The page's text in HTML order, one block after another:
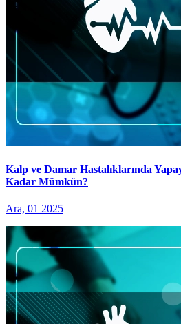
Kalp ve Damar Hastalıklarında
Kadar Mümkün?
Ara, 01 2025